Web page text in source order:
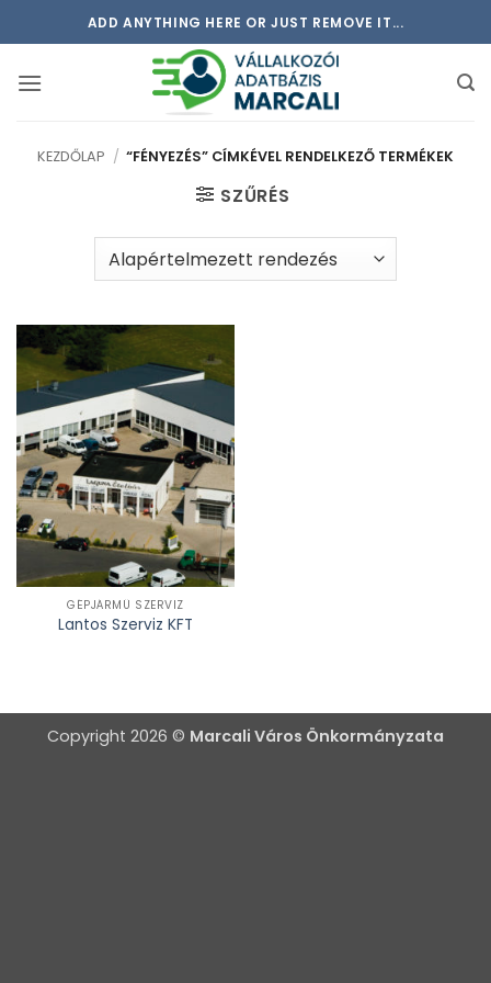
to
ADD ANYTHING HERE OR JUST REMOVE IT...
KEZDŐLAP / “FÉNYEZÉS” CÍMKÉVEL RENDELKEZŐ TERMÉKEK
SZŰRÉS
GÉPJÁRMÛ SZERVIZ
Lantos Szerviz KFT
Copyright 2026 © Marcali Város Önkormányzata